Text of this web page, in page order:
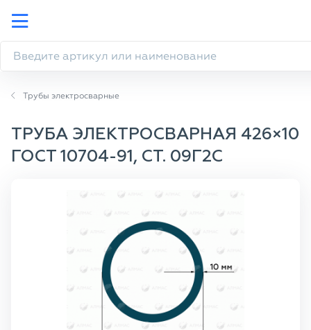
Трубы электросварные
ТРУБА ЭЛЕКТРОСВАРНАЯ 426×10
ГОСТ 10704-91, СТ. 09Г2С